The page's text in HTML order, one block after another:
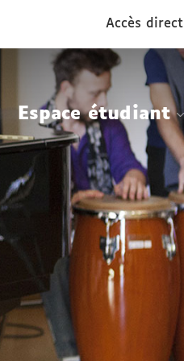
Accès direct
Espace étudiant